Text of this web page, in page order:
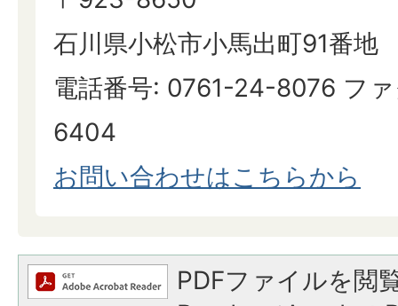
石川県小松市小馬出町91番地
電話番号: 0761-24-8076 フ
6404
お問い合わせはこちらから
PDFファイルを閲